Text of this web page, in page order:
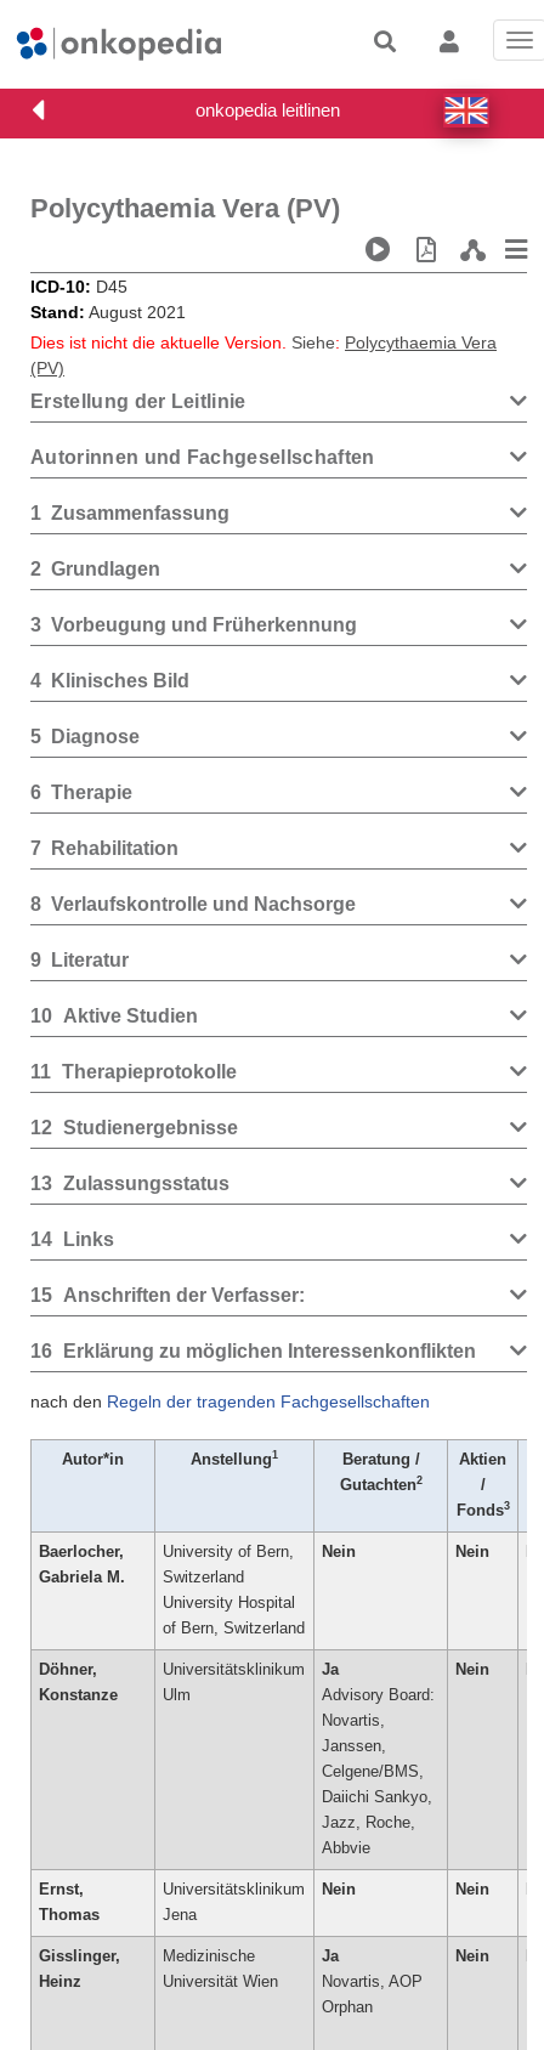
Polycythaemia Vera (PV)
ICD-10
D45
Stand August 2021
Dies ist nicht die aktuelle Version.
Siehe: Polycythaemia Vera
(PV)
Erstellung der Leitlinie
Autorinnen und Fachgesellschaften
1 Zusammenfassung
2 Grundlagen
3 Vorbeugung und Früherkennung
4 Klinisches Bild
5 Diagnose
6 Therapie
7 Rehabilitation
8 Verlaufskontrolle und Nachsorge
9 Literatur
10 Aktive Studien
11 Therapieprotokolle
12 Studienergebnisse
13 Zulassungsstatus
14 Links
15 Anschriften der Verfasser:
16 Erklärung zu möglichen Interessenkonflikten
nach den Regeln der tragenden Fachgesellschaften
Autor*in Anstellung1
Beratung /
Gutachten2
Aktien
/
Fonds3
Baerlocher,
Gabriela M.
University of Bern,
Switzerland
University Hospital
of Bern, Switzerland
Nein Nein
Döhner,
Konstanze
Universitätsklinikum
Ulm
Ja
Advisory Board:
Novartis,
Janssen,
Celgene/BMS,
Daiichi Sankyo,
Jazz, Roche,
Abbvie
Nein
Ernst,
Thomas
Universitätsklinikum
Jena
Nein Nein
Gisslinger,
Heinz
Medizinische
Universität Wien
Ja
Novartis, AOP
Orphan
Nein